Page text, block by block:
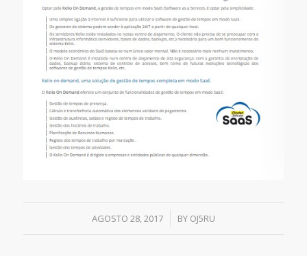
AGOSTO 28, 2017
/ BY OJ5RU